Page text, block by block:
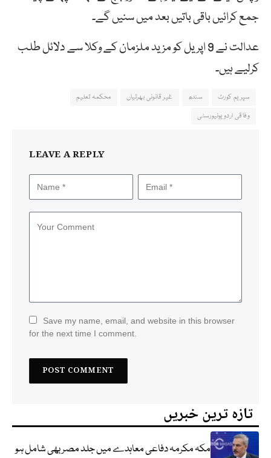
جمع کرائیں باقی باتیں بعد میں سنیں گے۔
عدالت نے 9 اپریل کو مزید ملزمان کے وکلا سے دلائل طلب
کرلیے ہیں۔
سپریم کورٹ سندھ غیر قانونی بھرتیاں
محکمہ تعلیم
وفاقی اردو یونیورسٹی
LEAVE A REPLY
Save my name, email, and website in this browser
for the next time I comment.
تازہ ترین خبریں
مکہ مکرمہ دفاعی معاہدے میں جلد مصر بھی شامل ہو